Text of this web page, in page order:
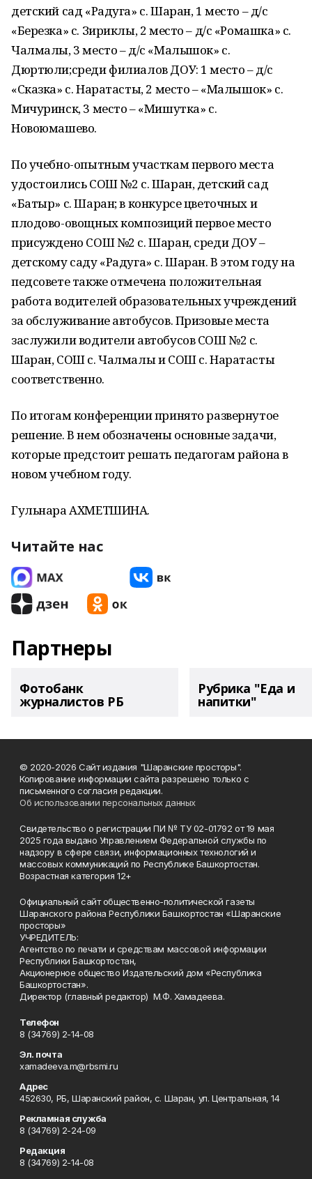
детский сад «Радуга» с. Шаран, 1 место – д/с
«Березка» с. Зириклы, 2 место – д/с «Ромашка» с.
Чалмалы, 3 место – д/с «Малышок» с.
Дюртюли;среди филиалов ДОУ: 1 место – д/с
«Сказка» с. Наратасты, 2 место – «Малышок» с.
Мичуринск, 3 место – «Мишутка» с.
Новоюмашево.
По учебно-опытным участкам первого места
удостоились СОШ №2 с. Шаран, детский сад
«Батыр» с. Шаран; в конкурсе цветочных и
плодово-овощных композиций первое место
присуждено СОШ №2 с. Шаран, среди ДОУ –
детскому саду «Радуга» с. Шаран. В этом году на
педсовете также отмечена положительная
работа водителей образовательных учреждений
за обслуживание автобусов. Призовые места
заслужили водители автобусов СОШ №2 с.
Шаран, СОШ с. Чалмалы и СОШ с. Наратасты
соответственно.
По итогам конференции принято развернутое
решение. В нем обозначены основные задачи,
которые предстоит решать педагогам района в
новом учебном году.
Гульнара АХМЕТШИНА.
Читайте нас
Партнеры
Фотобанк
журналистов РБ
Рубрика "Еда и
напитки"
© 2020-2026 Сайт издания "Шаранские просторы".
Копирование информации сайта разрешено только с
письменного согласия редакции.
Об использовании персональных данных
Свидетельство о регистрации ПИ № ТУ 02-01792 от 19 мая
2025 года выдано Управлением Федеральной службы по
надзору в сфере связи, информационных технологий и
массовых коммуникаций по Республике Башкортостан.
Возрастная категория 12+
Официальный сайт общественно-политической газеты
Шаранского района Республики Башкортостан «Шаранские
просторы»
УЧРЕДИТЕЛЬ:
Агентство по печати и средствам массовой информации
Республики Башкортостан,
Акционерное общество Издательский дом «Республика
Башкортостан».
Директор (главный редактор) М.Ф. Хамадеева.
Телефон
8 (34769) 2-14-08
Эл. почта
xamadeeva.m@rbsmi.ru
Адрес
452630, РБ, Шаранский район, с. Шаран, ул. Центральная, 14
Рекламная служба
8 (34769) 2-24-09
Редакция
8 (34769) 2-14-08